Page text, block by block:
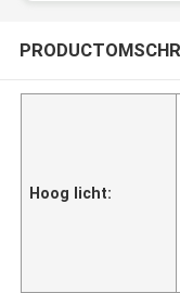
Hoog licht: